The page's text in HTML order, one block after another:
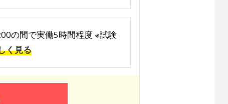
の間で実働5時間程度 ※試験
く見る